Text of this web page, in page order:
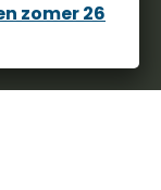
zomer 26